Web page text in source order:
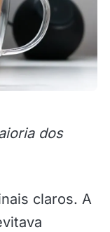
dos
claros. A